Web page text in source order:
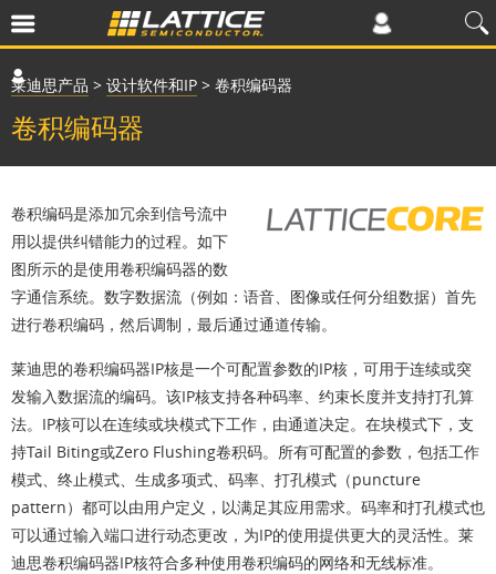
莱迪思产品 > 设计软件和IP > 卷积编码器
卷积编码器
卷积编码是添加冗余到信号流中
用以提供纠错能力的过程。如下
图所示的是使用卷积编码器的数
字通信系统。数字数据流（例如：语音、图像或任何分组数据）首先
进行卷积编码，然后调制，最后通过通道传输。
莱迪思的卷积编码器IP核是一个可配置参数的IP核，可用于连续或突
发输入数据流的编码。该IP核支持各种码率、约束长度并支持打孔算
法。IP核可以在连续或块模式下工作，由通道决定。在块模式下，支
持Tail Biting或Zero Flushing卷积码。所有可配置的参数，包括工作
模式、终止模式、生成多项式、码率、打孔模式（puncture
pattern）都可以由用户定义，以满足其应用需求。码率和打孔模式也
可以通过输入端口进行动态更改，为IP的使用提供更大的灵活性。莱
迪思卷积编码器IP核符合多种使用卷积编码的网络和无线标准。